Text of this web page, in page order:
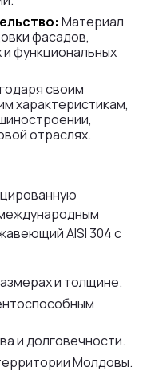
Материал
фасадов,
функциональных
своим
характеристикам,
отраслях.
AISI 304 с
и толщине.
и долговечности.
Молдовы.